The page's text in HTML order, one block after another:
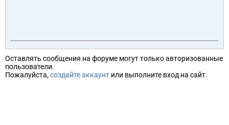
Оставлять сообщения на форуме могут только авторизованные
пользователи.
Пожалуйста, создайте аккаунт или выполните вход на сайт.